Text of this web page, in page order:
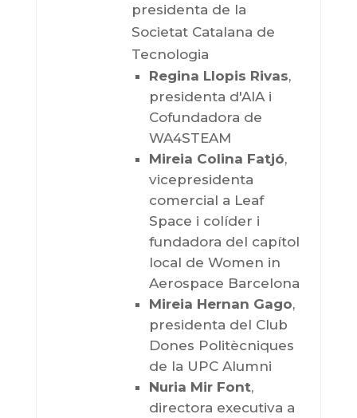
presidenta de la
Societat Catalana de
Tecnologia
Regina Llopis Rivas,
presidenta d'AIA i
Cofundadora de
WA4STEAM
Mireia Colina Fatjó,
vicepresidenta
comercial a Leaf
Space i colíder i
fundadora del capítol
local de Women in
Aerospace Barcelona
Mireia Hernan Gago,
presidenta del Club
Dones Politècniques
de la UPC Alumni
Nuria Mir Font,
directora executiva a